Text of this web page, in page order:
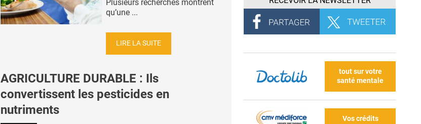
Plusieurs recherches montrent
qu’une ...
LIRE LA SUITE
AGRICULTURE DURABLE : Ils
convertissent les pesticides en
nutriments
tout sur votre
santé mentale
Vos crédits